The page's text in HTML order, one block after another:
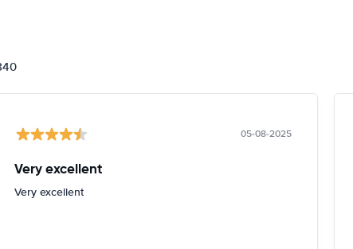
05-08-2025
Very excellent
Very excellent